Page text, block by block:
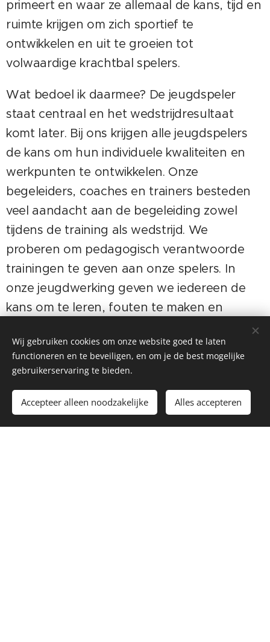
primeert en waar ze allemaal de kans, tijd en
ruimte krijgen om zich sportief te
ontwikkelen en uit te groeien tot
volwaardige krachtbal spelers.
Wat bedoel ik daarmee? De jeugdspeler
staat centraal en het wedstrijdresultaat
komt later. Bij ons krijgen alle jeugdspelers
de kans om hun individuele kwaliteiten en
werkpunten te ontwikkelen. Onze
begeleiders, coaches en trainers besteden
veel aandacht aan de begeleiding zowel
tijdens de training als wedstrijd. We
proberen om pedagogisch verantwoorde
trainingen te geven aan onze spelers. In
onze jeugdwerking geven we iedereen de
kans om te leren, fouten te maken en
zichzelf te verbeteren op eigen tempo. Een
gezonde en positieve teamgeest is
belangrijker dan het individualisme. We
doorzettingsvermogen, onze slogan is niet
voor niets GKM één Team. Respect hebben
Wij gebruiken cookies om onze website goed te laten
functioneren en te beveiligen, en om je de best mogelijke
gebruikerservaring te bieden.
Accepteer alleen noodzakelijke Alles accepteren